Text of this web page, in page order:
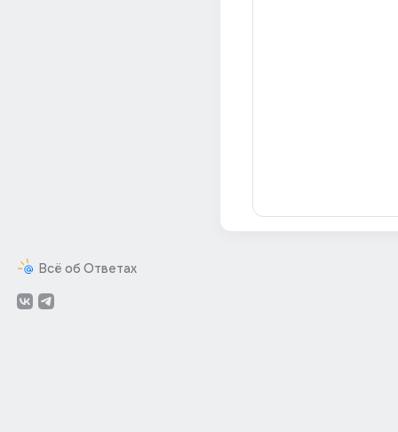
Всё об Ответах